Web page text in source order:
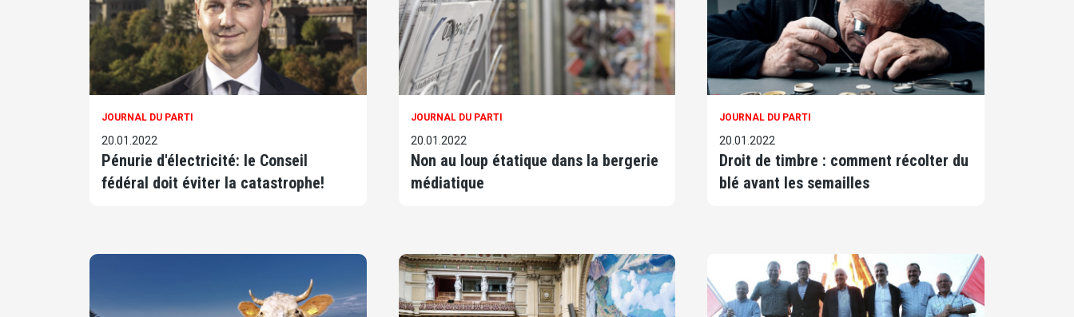
JOURNAL DU PARTI
20.01.2022
Pénurie d'électricité: le Conseil
fédéral doit éviter la catastrophe!
JOURNAL DU PARTI
20.01.2022
Non au loup étatique dans la bergerie
médiatique
JOURNAL DU PARTI
20.01.2022
Droit de timbre : comment récolter du
blé avant les semailles